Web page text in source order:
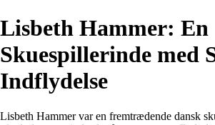
Lisbeth Hammer: En
Skuespillerinde med
Indflydelse
Lisbeth Hammer var en fremtrædende dansk